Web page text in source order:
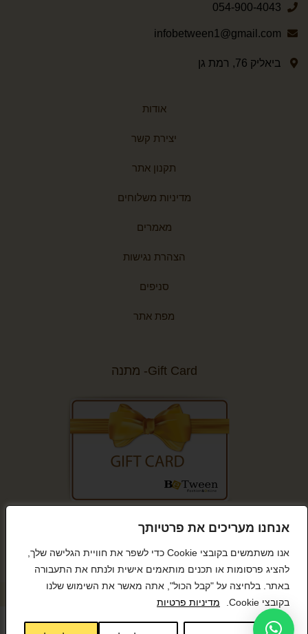
אנחנו מעריכים את פרטיותך
אנו משתמשים בקובצי Cookie כדי לשפר את חוויית הגלישה שלך,
להציג פרסומות או תכנים מותאמים אישית ולנתח את התעבורה
באתר. בלחיצה על "קבל הכול", אתה מאשר את השימוש שלנו
בקובצי Cookie.
מדיניות פרטיות
054-900-4043
infobetween1@gmail.com
ביאליק 76, רמת גן
אודות
יצירת קשר
תקנון אתר
מדיניות משלוחים
מאמרים
הצהרת נגישות
סניפים
מפת אתר
Gift Card- מתנה
קנייה מאובטחת
© כל הזכויות שמורות BeTween